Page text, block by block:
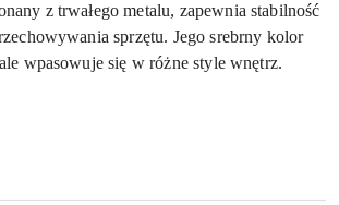
z trwałego metalu, zapewnia stabilność
sprzętu. Jego srebrny kolor
wpasowuje się w różne style wnętrz.